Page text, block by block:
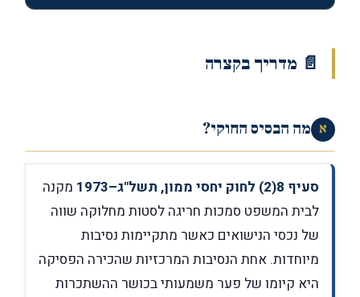
📄 מדריך בקצרה
א מה הבסיס החוקי?
סעיף 8(2) לחוק יחסי ממון, תשל"ג–1973
מקנה
לבית המשפט סמכות חריגה לסטות מחלוקה שווה
של נכסי הנישואים כאשר מתקיימות נסיבות
מיוחדות. אחת הנסיבות המרכזיות שהכירה הפסיקה
היא קיומו של פער משמעותי בכושר ההשתכרות